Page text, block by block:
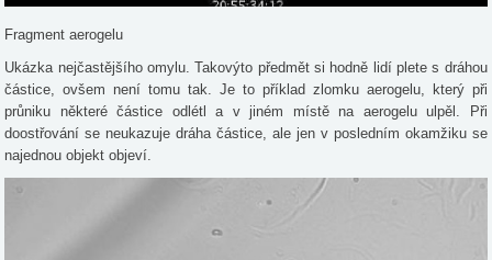
Fragment aerogelu
Ukázka nejčastějšího omylu. Takovýto předmět si hodně lidí plete s dráhou
částice, ovšem není tomu tak. Je to příklad zlomku aerogelu, který při
průniku některé částice odlétl a v jiném místě na aerogelu ulpěl. Při
doostřování se neukazuje dráha částice, ale jen v posledním okamžiku se
najednou objekt objeví.